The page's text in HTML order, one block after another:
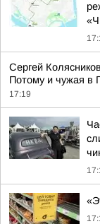
Сергей
Потому и чужая в
17:19